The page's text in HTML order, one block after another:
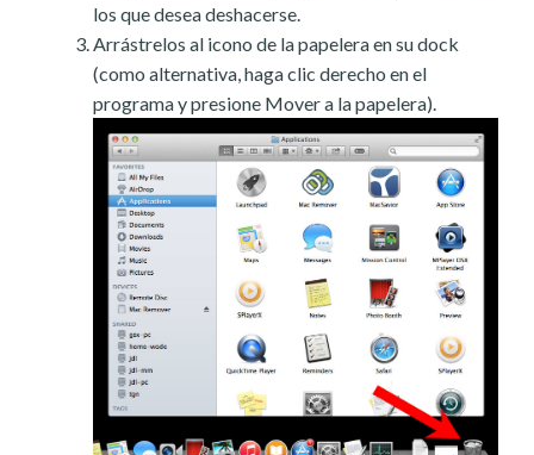
los que desea deshacerse.
Arrástrelos al icono de la papelera en su dock
(como alternativa, haga clic derecho en el
programa y presione Mover a la papelera).